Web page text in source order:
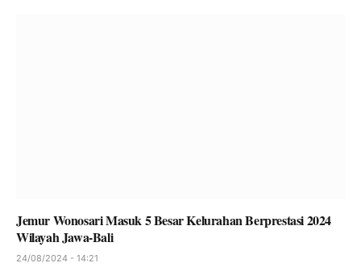
Jemur Wonosari Masuk 5 Besar Kelurahan Berprestasi 2024
Wilayah Jawa-Bali
24/08/2024 - 14:21